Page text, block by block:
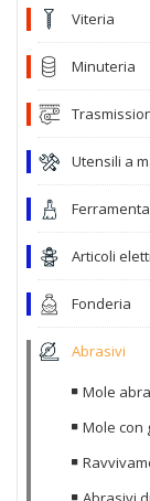
Viteria
Minuteria
Utensili a
Ferramenta
Articoli
Fonderia
Abrasivi
Mole
Mole con